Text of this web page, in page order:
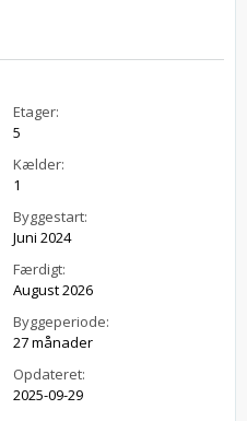
Etager:
5
Kælder:
1
Byggestart:
Juni 2024
Færdigt:
August 2026
Byggeperiode:
27 månader
Opdateret:
2025-09-29